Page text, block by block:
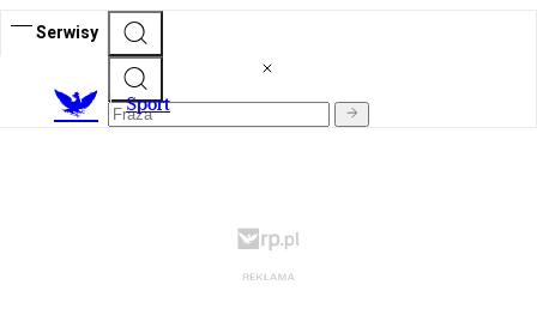
Serwisy
Sport